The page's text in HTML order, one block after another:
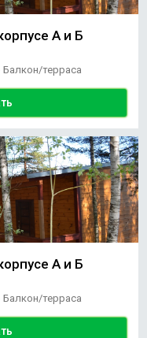
А и Б
Балкон/терраса
А и Б
Балкон/терраса